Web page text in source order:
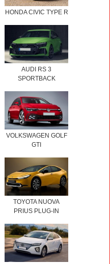
HONDA CIVIC TYPE R
AUDI RS 3
SPORTBACK
VOLKSWAGEN GOLF
GTI
TOYOTA NUOVA
PRIUS PLUG-IN